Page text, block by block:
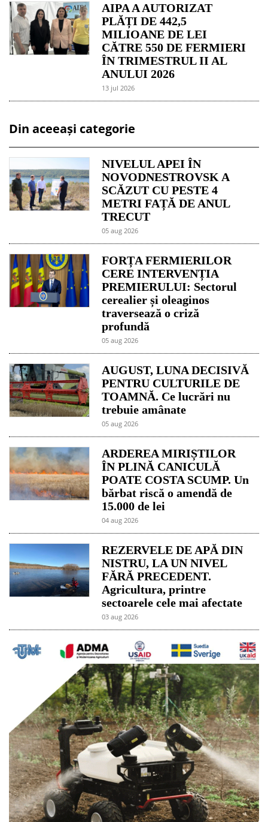
AIPA A AUTORIZAT
PLĂȚI DE 442,5
MILIOANE DE LEI
CĂTRE 550 DE FERMIERI
ÎN TRIMESTRUL II AL
ANULUI 2026
13 jul 2026
Din aceeași categorie
NIVELUL APEI ÎN
NOVODNESTROVSK A
SCĂZUT CU PESTE 4
METRI FAȚĂ DE ANUL
TRECUT
05 aug 2026
FORȚA FERMIERILOR
CERE INTERVENȚIA
PREMIERULUI: Sectorul
cerealier și oleaginos
traversează o criză
profundă
05 aug 2026
AUGUST, LUNA DECISIVĂ
PENTRU CULTURILE DE
TOAMNĂ. Ce lucrări nu
trebuie amânate
05 aug 2026
ARDEREA MIRIȘTILOR
ÎN PLINĂ CANICULĂ
POATE COSTA SCUMP. Un
bărbat riscă o amendă de
15.000 de lei
04 aug 2026
REZERVELE DE APĂ DIN
NISTRU, LA UN NIVEL
FĂRĂ PRECEDENT.
Agricultura, printre
sectoarele cele mai afectate
03 aug 2026